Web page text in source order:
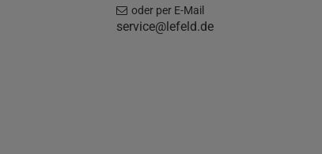
oder per E-Mail
service@lefeld.de